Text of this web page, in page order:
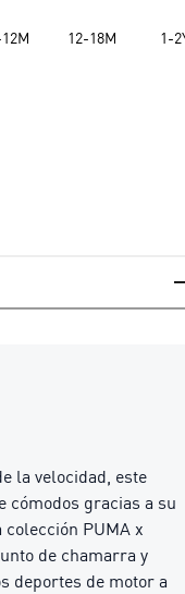
12-18M 1-
la velocidad, este
cómodos gracias a su
PUMA x
de chamarra y
deportes de motor a